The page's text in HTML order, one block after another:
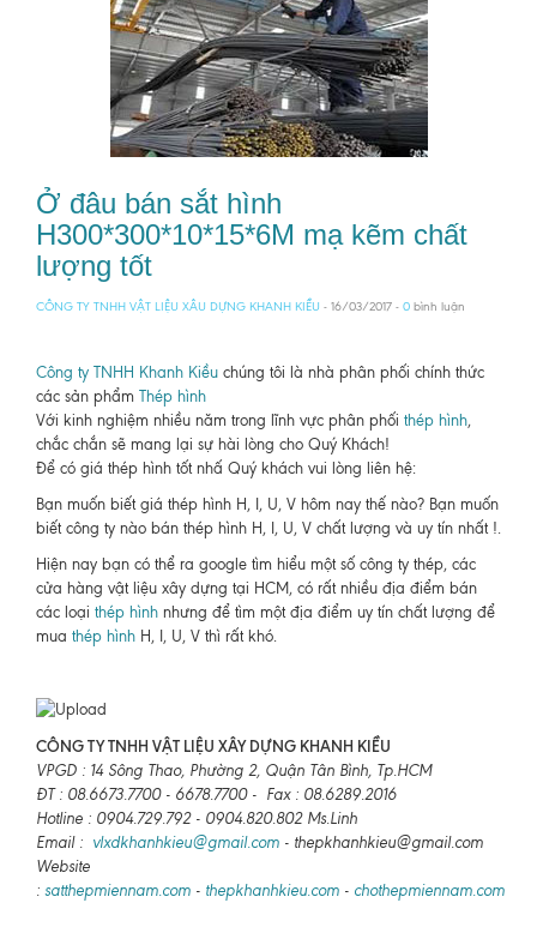
Ở đâu bán sắt hình
H300*300*10*15*6M mạ kẽm chất
lượng tốt
CÔNG TY TNHH VẬT LIỆU XÂU DỰNG KHANH KIỀU - 16/03/2017 - 0 bình luận
Công ty TNHH Khanh Kiều chúng tôi là nhà phân phối chính thức
các sản phẩm Thép hình
Với kinh nghiệm nhiều năm trong lĩnh vực phân phối thép hình,
chắc chắn sẽ mang lại sự hài lòng cho Quý Khách!
Để có giá thép hình tốt nhấ Quý khách vui lòng liên hệ:
Bạn muốn biết giá thép hình H, I, U, V hôm nay thế nào? Bạn muốn
biết công ty nào bán thép hình H, I, U, V chất lượng và uy tín nhất !.
Hiện nay bạn có thể ra google tìm hiểu một số công ty thép, các
cửa hàng vật liệu xây dựng tại HCM, có rất nhiều địa điểm bán
các loại thép hình nhưng để tìm một địa điểm uy tín chất lượng để
mua thép hình H, I, U, V thì rất khó.
CÔNG TY TNHH VẬT LIỆU XÂY DỰNG KHANH KIỀU
VPGD : 14 Sông Thao, Phường 2, Quận Tân Bình, Tp.HCM
ĐT : 08.6673.7700 - 6678.7700 - Fax : 08.6289.2016
Hotline : 0904.729.792 - 0904.820.802 Ms.Linh
Email : vlxdkhanhkieu@gmail.com - thepkhanhkieu@gmail.com
Website
: satthepmiennam.com - thepkhanhkieu.com - chothepmiennam.com